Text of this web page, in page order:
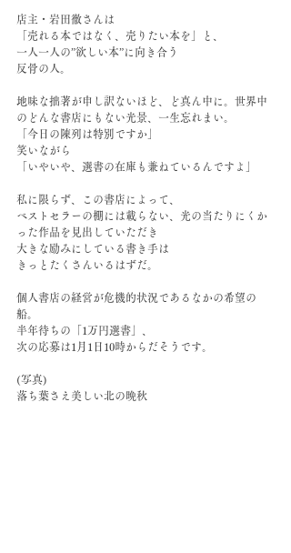
店主・岩田徹さんは
「売れる本ではなく、売りたい本を」と、
一人一人の”欲しい本”に向き合う
反骨の人。
地味な拙著が申し訳ないほど、ど真ん中に。世界中
のどんな書店にもない光景、一生忘れまい。
「今日の陳列は特別ですか」
笑いながら
「いやいや、選書の在庫も兼ねているんですよ」
私に限らず、この書店によって、
ベストセラーの棚には載らない、光の当たりにくか
った作品を見出していただき
大きな励みにしている書き手は
きっとたくさんいるはずだ。
個人書店の経営が危機的状況であるなかの希望の
船。
半年待ちの「1万円選書」、
次の応募は1月1日10時からだそうです。
(写真)
落ち葉さえ美しい北の晩秋